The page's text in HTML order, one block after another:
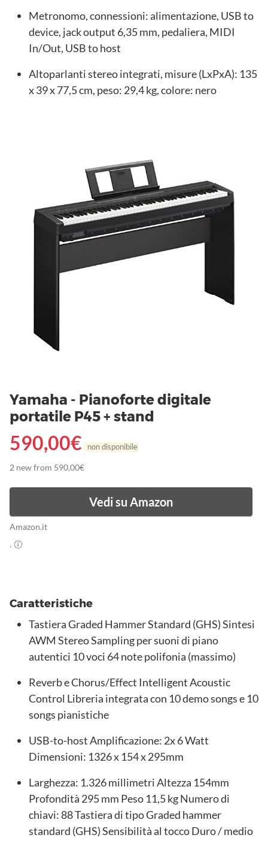
Metronomo, connessioni: alimentazione, USB to
device, jack output 6,35 mm, pedaliera, MIDI
In/Out, USB to host
Altoparlanti stereo integrati, misure (LxPxA): 135
x 39 x 77,5 cm, peso: 29,4 kg, colore: nero
Yamaha - Pianoforte digitale
portatile P45 + stand
590,00€ non disponibile
2 new from 590,00€
Vedi su Amazon
Amazon.it
.
Caratteristiche
Tastiera Graded Hammer Standard (GHS) Sintesi
AWM Stereo Sampling per suoni di piano
autentici 10 voci 64 note polifonia (massimo)
Reverb e Chorus/Effect Intelligent Acoustic
Control Libreria integrata con 10 demo songs e 10
songs pianistiche
USB-to-host Amplificazione: 2x 6 Watt
Dimensioni: 1326 x 154 x 295mm
Larghezza: 1.326 millimetri Altezza 154mm
Profondità 295 mm Peso 11,5 kg Numero di
chiavi: 88 Tastiera di tipo Graded hammer
standard (GHS) Sensibilità al tocco Duro / medio